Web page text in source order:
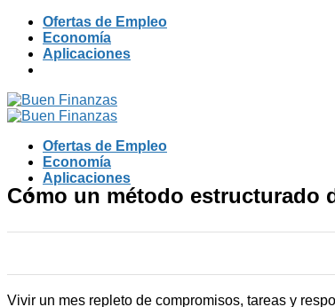
Skip
content
Ofertas de Empleo
Economía
Aplicaciones
Ofertas de Empleo
Economía
Aplicaciones
Cómo un método estructurado
Vivir un mes repleto de compromisos, tareas y